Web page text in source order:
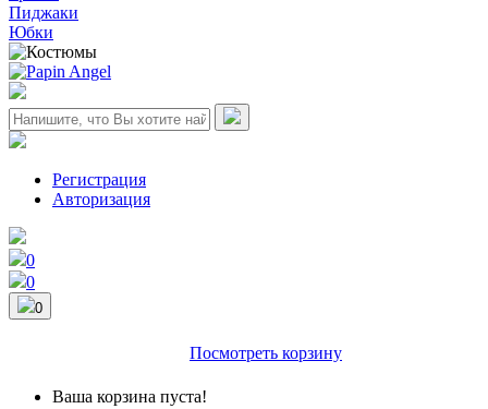
Пиджаки
Юбки
Регистрация
Авторизация
0
0
0
Посмотреть корзину
Ваша корзина пуста!